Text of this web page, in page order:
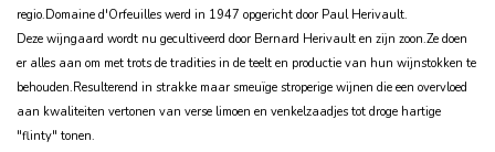
regio.Domaine d'Orfeuilles werd in 1947 opgericht door Paul Herivault.
Deze wijngaard wordt nu gecultiveerd door Bernard Herivault en zijn zoon.Ze doen
er alles aan om met trots de tradities in de teelt en productie van hun wijnstokken te
behouden.Resulterend in strakke maar smeuïge stroperige wijnen die een overvloed
aan kwaliteiten vertonen van verse limoen en venkelzaadjes tot droge hartige
"flinty" tonen.